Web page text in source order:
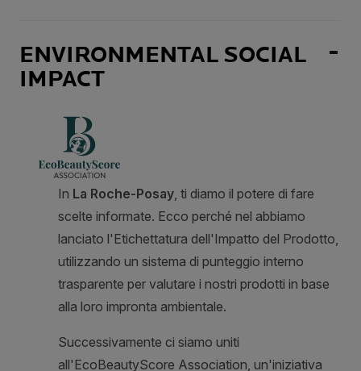
ENVIRONMENTAL SOCIAL
IMPACT